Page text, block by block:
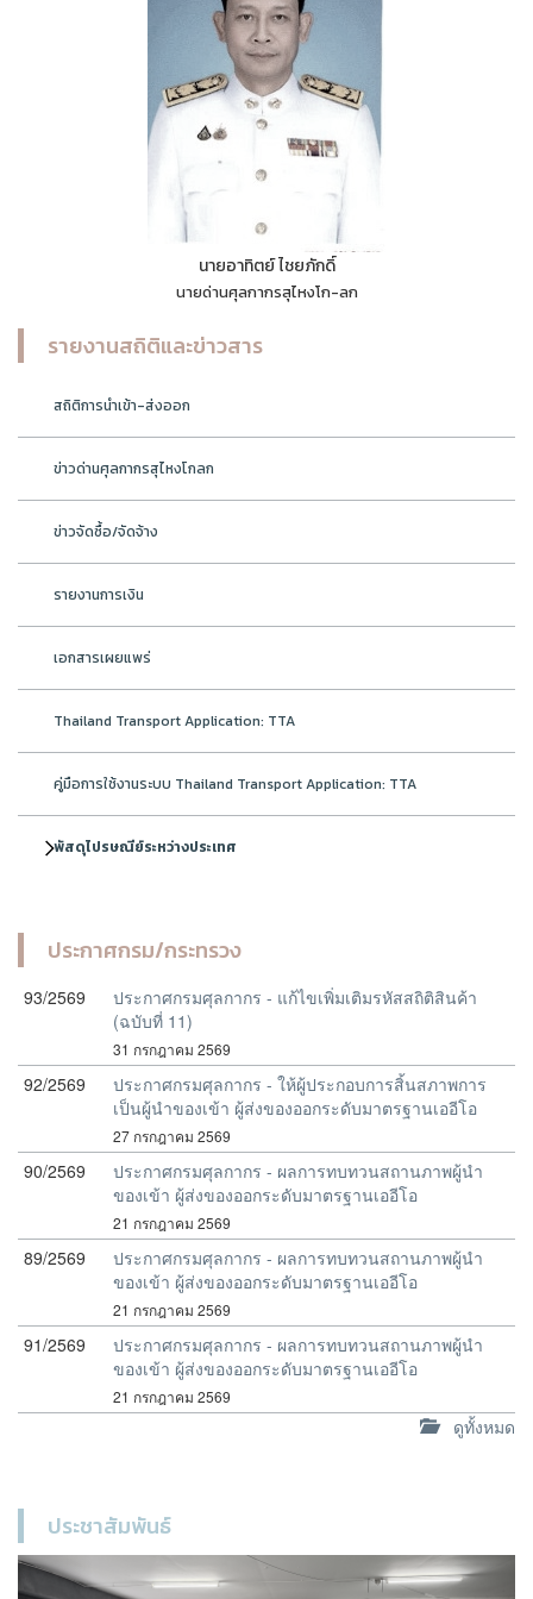
นายอาทิตย์ ไชยภักดิ์
นายด่านศุลกากรสุไหงโก-ลก
รายงานสถิติและข่าวสาร
สถิติการนำเข้า-ส่งออก
ข่าวด่านศุลกากรสุไหงโกลก
ข่าวจัดซื้อ/จัดจ้าง
รายงานการเงิน
เอกสารเผยแพร่
Thailand Transport Application: TTA
คู่มือการใช้งานระบบ Thailand Transport Application: TTA
พัสดุไปรษณีย์ระหว่างประเทศ
ประกาศกรม/กระทรวง
93/2569
ประกาศกรมศุลกากร - แก้ไขเพิ่มเติมรหัสสถิติสินค้า
(ฉบับที่ 11)
31 กรกฎาคม 2569
92/2569
ประกาศกรมศุลกากร - ให้ผู้ประกอบการสิ้นสภาพการ
เป็นผู้นำของเข้า ผู้ส่งของออกระดับมาตรฐานเออีโอ
27 กรกฎาคม 2569
90/2569
ประกาศกรมศุลกากร - ผลการทบทวนสถานภาพผู้นำ
ของเข้า ผู้ส่งของออกระดับมาตรฐานเออีโอ
21 กรกฎาคม 2569
89/2569
ประกาศกรมศุลกากร - ผลการทบทวนสถานภาพผู้นำ
ของเข้า ผู้ส่งของออกระดับมาตรฐานเออีโอ
21 กรกฎาคม 2569
91/2569
ประกาศกรมศุลกากร - ผลการทบทวนสถานภาพผู้นำ
ของเข้า ผู้ส่งของออกระดับมาตรฐานเออีโอ
21 กรกฎาคม 2569
ดูทั้งหมด
ประชาสัมพันธ์
Previous Next